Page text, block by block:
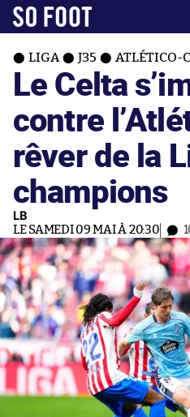
LIGA J35 ATLÉTICO-
Le Celta
contre
rêver de la
champions
LB
LE SAMEDI 09 MAI À 20:30